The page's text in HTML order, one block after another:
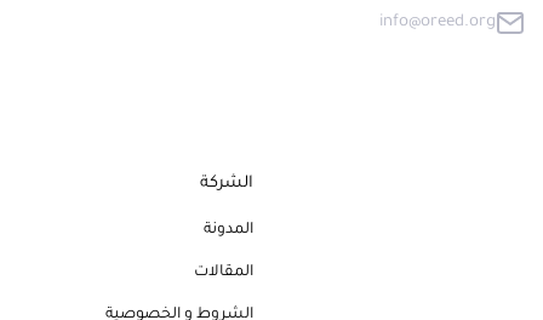
info@oreed.org
الشركة
المدونة
المقالات
الشروط و الخصوصية